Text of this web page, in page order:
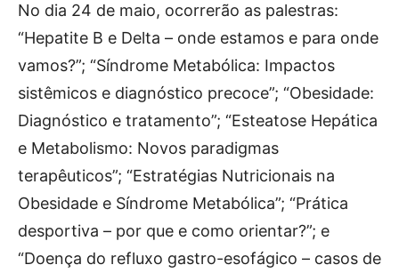
No dia 24 de maio, ocorrerão as palestras:
“Hepatite B e Delta – onde estamos e para onde
vamos?”; “Síndrome Metabólica: Impactos
sistêmicos e diagnóstico precoce”; “Obesidade:
Diagnóstico e tratamento”; “Esteatose Hepática
e Metabolismo: Novos paradigmas
terapêuticos”; “Estratégias Nutricionais na
Obesidade e Síndrome Metabólica”; “Prática
desportiva – por que e como orientar?”; e
“Doença do refluxo gastro-esofágico – casos de